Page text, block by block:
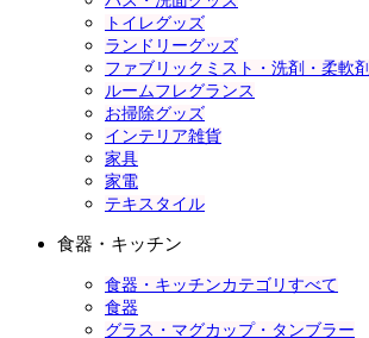
トイレグッズ
ランドリーグッズ
ファブリックミスト・洗剤・柔軟剤
ルームフレグランス
お掃除グッズ
インテリア雑貨
家具
家電
テキスタイル
食器・キッチン
食器・キッチンカテゴリすべて
食器
グラス・マグカップ・タンブラー